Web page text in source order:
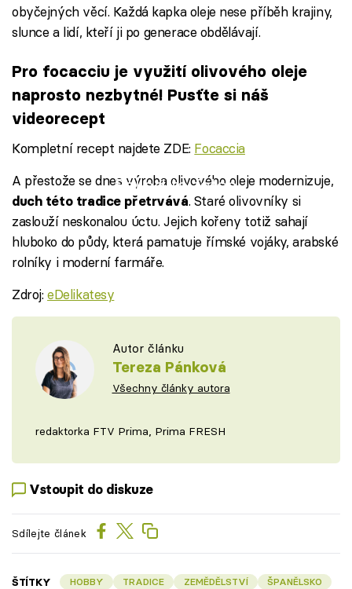
obyčejných věcí. Každá kapka oleje nese příběh krajiny,
slunce a lidí, kteří ji po generace obdělávají.
Pro focacciu je využití olivového oleje
naprosto nezbytné! Pusťte si náš
videorecept
Kompletní recept najdete ZDE: Focaccia
Failed to fetch
A přestože se dnes výroba olivového oleje modernizuje,
duch této tradice přetrvává. Staré olivovníky si
zaslouží neskonalou úctu. Jejich kořeny totiž sahají
hluboko do půdy, která pamatuje římské vojáky, arabské
rolníky i moderní farmáře.
Zdroj:eDelikatesy
Autor článku
Tereza Pánková
Všechny články autora
redaktorka FTV Prima, Prima FRESH
Vstoupit do diskuze
Sdílejte článek
ŠTÍTKY HOBBY TRADICE ZEMĚDĚLSTVÍ
ŠPANĚLSKO